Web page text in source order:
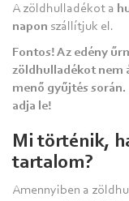
A zöldhulladékot a
napon szállítjuk el.
Fontos! Az edény
zöldhulladékot nem
menő gyűjtés
adja le!
Mi történik,
tartalom?
Amennyiben a